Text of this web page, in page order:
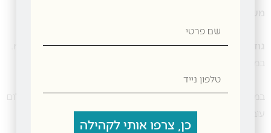
משלוחים לכל רחבי הארץ:
גודל ומשקל חבילה:
במידה והחבילה חורגת מהמידות הנ”ל, אנו נתקשר להוספת תשלום
עובר משלוח נוסף.
פרטי
נייד
כן, צרפו אותי לקהילה